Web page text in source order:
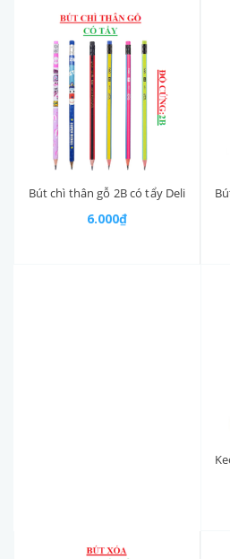
Bút chì thân gỗ 2B có tẩy Deli
6.000₫